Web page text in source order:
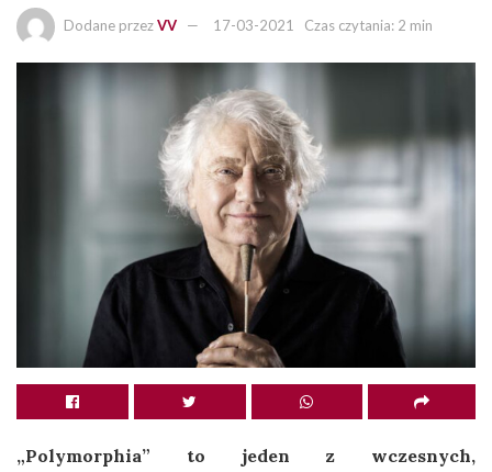
Dodane przezVV 17-03-2021 Czas czytania: 2 min
„Polymorphia” to jeden z wczesnych,